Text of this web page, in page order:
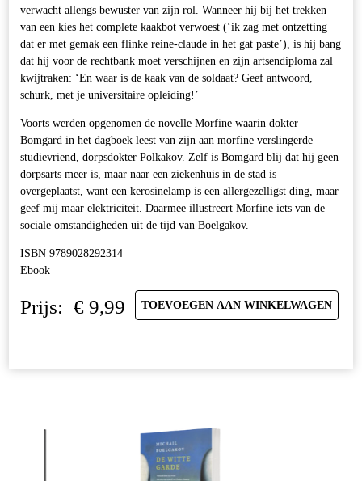
verwacht allengs bewuster van zijn rol. Wanneer hij bij het trekken
van een kies het complete kaakbot verwoest (‘ik zag met ontzetting
dat er met gemak een flinke reine-claude in het gat paste’), is hij bang
dat hij voor de rechtbank moet verschijnen en zijn artsendiploma zal
kwijtraken: ‘En waar is de kaak van de soldaat? Geef antwoord,
schurk, met je universitaire opleiding!’
Voorts werden opgenomen de novelle Morfine waarin dokter
Bomgard in het dagboek leest van zijn aan morfine verslingerde
studievriend, dorpsdokter Polkakov. Zelf is Bomgard blij dat hij geen
dorpsarts meer is, maar naar een ziekenhuis in de stad is
overgeplaatst, want een kerosinelamp is een allergezelligst ding, maar
geef mij maar elektriciteit. Daarmee illustreert Morfine iets van de
sociale omstandigheden uit de tijd van Boelgakov.
ISBN 9789028292314
Ebook
Prijs: €9,99 TOEVOEGEN AAN WINKELWAGEN